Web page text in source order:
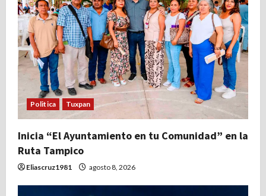
Politica Tuxpan
Inicia “El Ayuntamiento en tu Comunidad” en la
Ruta Tampico
Eliascruz1981 agosto 8, 2026